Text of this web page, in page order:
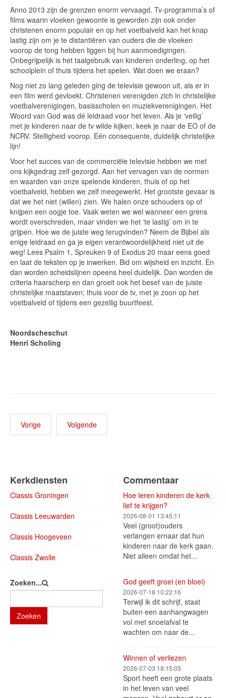
Anno 2013 zijn de grenzen enorm vervaagd. Tv-programma’s of
films waarin vloeken gewoonte is geworden zijn ook onder
christenen enorm populair en op het voetbalveld kan het knap
lastig zijn om je te distantiëren van ouders die de vloeken
voorop de tong hebben liggen bij hun aanmoedigingen.
Onbegrijpelijk is het taalgebruik van kinderen onderling, op het
schoolplein of thuis tijdens het spelen. Wat doen we eraan?
Nog niet zo lang geleden ging de televisie gewoon uit, als er in
een film werd gevloekt. Christenen verenigden zich in christelijke
voetbalverenigingen, basisscholen en muziekverenigingen. Het
Woord van God was dé leidraad voor het leven. Als je ‘veilig’
met je kinderen naar de tv wilde kijken, keek je naar de EO of de
NCRV. Stelligheid voorop. Eén consequente, duidelijk christelijke
lijn!
Voor het succes van de commerciële televisie hebben we met
ons kijkgedrag zelf gezorgd. Aan het vervagen van de normen
en waarden van onze spelende kinderen, thuis of op het
voetbalveld, hebben we zelf meegewerkt. Het grootste gevaar is
dat we het niet (willen) zien. We halen onze schouders op of
knijpen een oogje toe. Vaak weten we wel wanneer een grens
wordt overschreden, maar vinden we het ‘te lastig’ om in te
grijpen. Hoe we de juiste weg terugvinden? Neem de Bijbel als
enige leidraad en ga je eigen verantwoordelijkheid niet uit de
weg! Lees Psalm 1, Spreuken 9 of Exodus 20 maar eens goed
en laat de teksten op je inwerken. Bid om wijsheid en inzicht. En
dan worden scheidslijnen opeens heel duidelijk. Dan worden de
criteria haarscherp en dan groeit ook het besef van de juiste
christelijke maatstaven; thuis voor de tv, met je zoon op het
voetbalveld of tijdens een gezellig buurtfeest.
Noordscheschut
Henri Scholing
Vorige Volgende
Kerkdiensten
Classis Groningen
Classis Leeuwarden
Classis Hoogeveen
Classis Zwolle
Zoeken...
Zoeken
Commentaar
Hoe leren kinderen de kerk
lief te krijgen?
2026-08-01 13:45:11
Veel (groot)ouders
verlangen ernaar dat hun
kinderen naar de kerk gaan.
Niet alleen omdat het...
God geeft groei (en bloei)
2026-07-18 10:22:16
Terwijl ik dit schrijf, staat
buiten een aanhangwagen
vol met snoeiafval te
wachten om naar de...
Winnen of verliezen
2026-07-03 18:15:03
Sport heeft een grote plaats
in het leven van veel